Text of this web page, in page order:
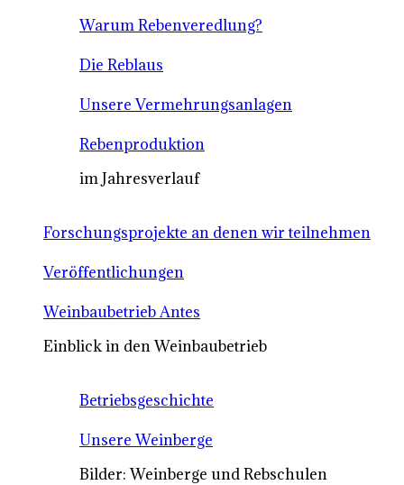
Warum Rebenveredlung?
Die Reblaus
Unsere Vermehrungsanlagen
Rebenproduktion
im Jahresverlauf
Forschungsprojekte an denen wir teilnehmen
Veröffentlichungen
Weinbaubetrieb Antes
Einblick in den Weinbaubetrieb
Betriebsgeschichte
Unsere Weinberge
Bilder: Weinberge und Rebschulen